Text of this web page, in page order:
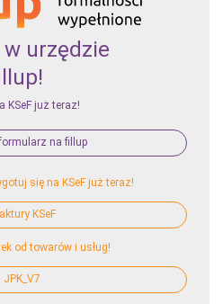
w urzędzie
KSeF już teraz!
na fillup
się na KSeF już teraz!
KSeF
od towarów i usług!
JPK_V7